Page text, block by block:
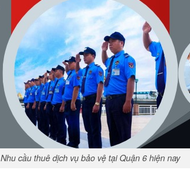
Nhu cầu thuê dịch vụ bảo vệ tại Quận 6 hiện nay